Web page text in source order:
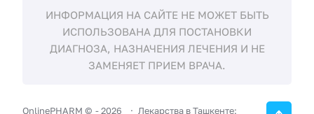
ИНФОРМАЦИЯ НА САЙТЕ НЕ МОЖЕТ БЫТЬ
ИСПОЛЬЗОВАНА ДЛЯ ПОСТАНОВКИ
ДИАГНОЗА, НАЗНАЧЕНИЯ ЛЕЧЕНИЯ И НЕ
ЗАМЕНЯЕТ ПРИЕМ ВРАЧА.
OnlinePHARM © -2026 Лекарства в Ташкенте: